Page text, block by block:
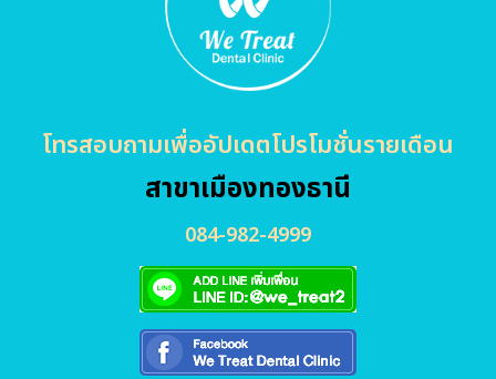
โทรสอบถามเพื่ออัปเดตโปรโมชั่นรายเดือน
สาขาเมืองทองธานี
084-982-4999